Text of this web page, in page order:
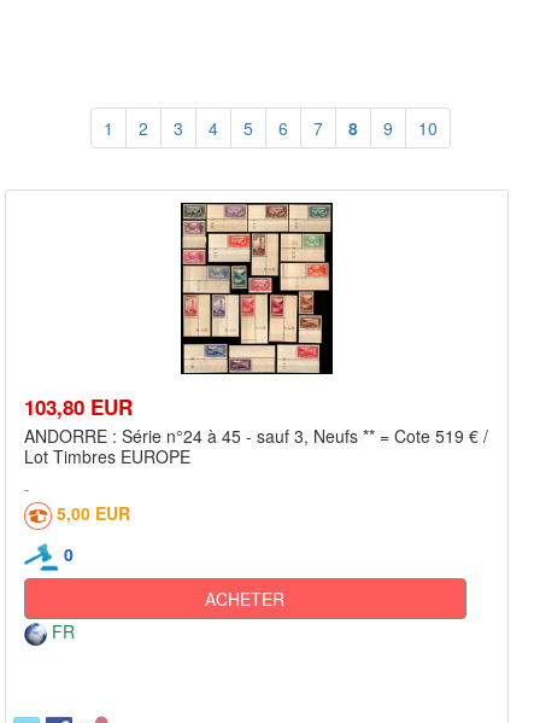
1 2 3 4 5 6 7 8 9 10
103,80 EUR
ANDORRE : Série n°24 à 45 - sauf 3, Neufs ** = Cote 519 € /
Lot Timbres EUROPE
5,00 EUR
0
ACHETER
FR